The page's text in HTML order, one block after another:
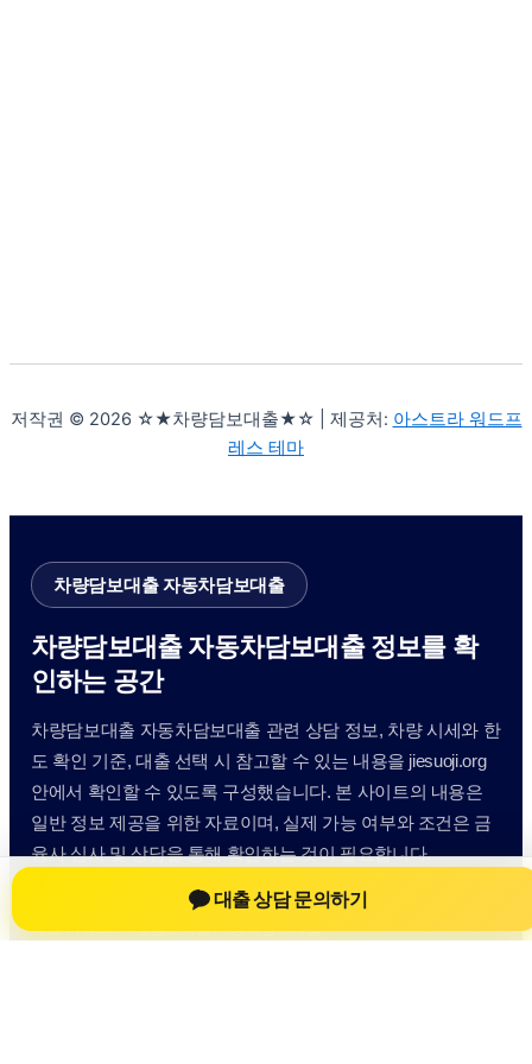
저작권 © 2026 ☆★차량담보대출★☆ | 제공처: 아스트라 워드프
레스 테마
차량담보대출 자동차담보대출
차량담보대출 자동차담보대출 정보를 확
인하는 공간
차량담보대출 자동차담보대출 관련 상담 정보, 차량 시세와 한
도 확인 기준, 대출 선택 시 참고할 수 있는 내용을 jiesuoji.org
안에서 확인할 수 있도록 구성했습니다. 본 사이트의 내용은
일반 정보 제공을 위한 자료이며, 실제 가능 여부와 조건은 금
융사 심사 및 상담을 통해 확인하는 것이 필요합니다.
대표 키워드: 차량담보대출 자동차담보대출
대출 상담 문의하기